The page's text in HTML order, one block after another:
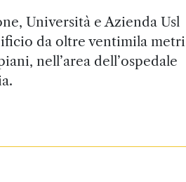
Università e Azienda Usl
da oltre ventimila metri
nell’area dell’ospedale